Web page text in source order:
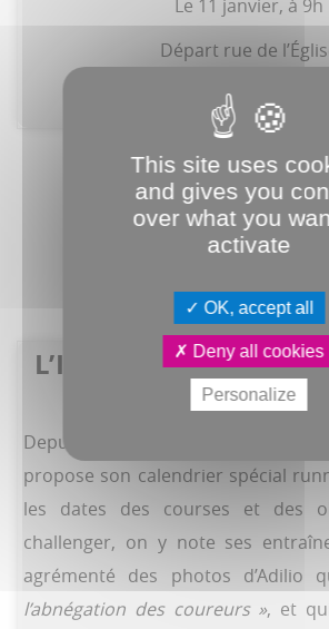
Le 11 janvier, à 9h
Départ rue de
finishers.com
L’INDISPENSABLE
D’ADILIO
Depuis 2015, Adilio Sanches,
propose son calendrier spécial
les dates des courses et des
challenger, on y note ses
agrémenté des photos d’Adilio
l’abnégation des coureurs », et
This site uses
and gives you
over what you
activate
OK, accept all
Deny all cookies
Personalize